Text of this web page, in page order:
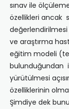
sınav ile
özellikleri ancak
değerlendirilmesi
ve araştırma
eğitim modeli
bulunduğundan
yürütülmesi
özelliklerinin
Şimdiye dek